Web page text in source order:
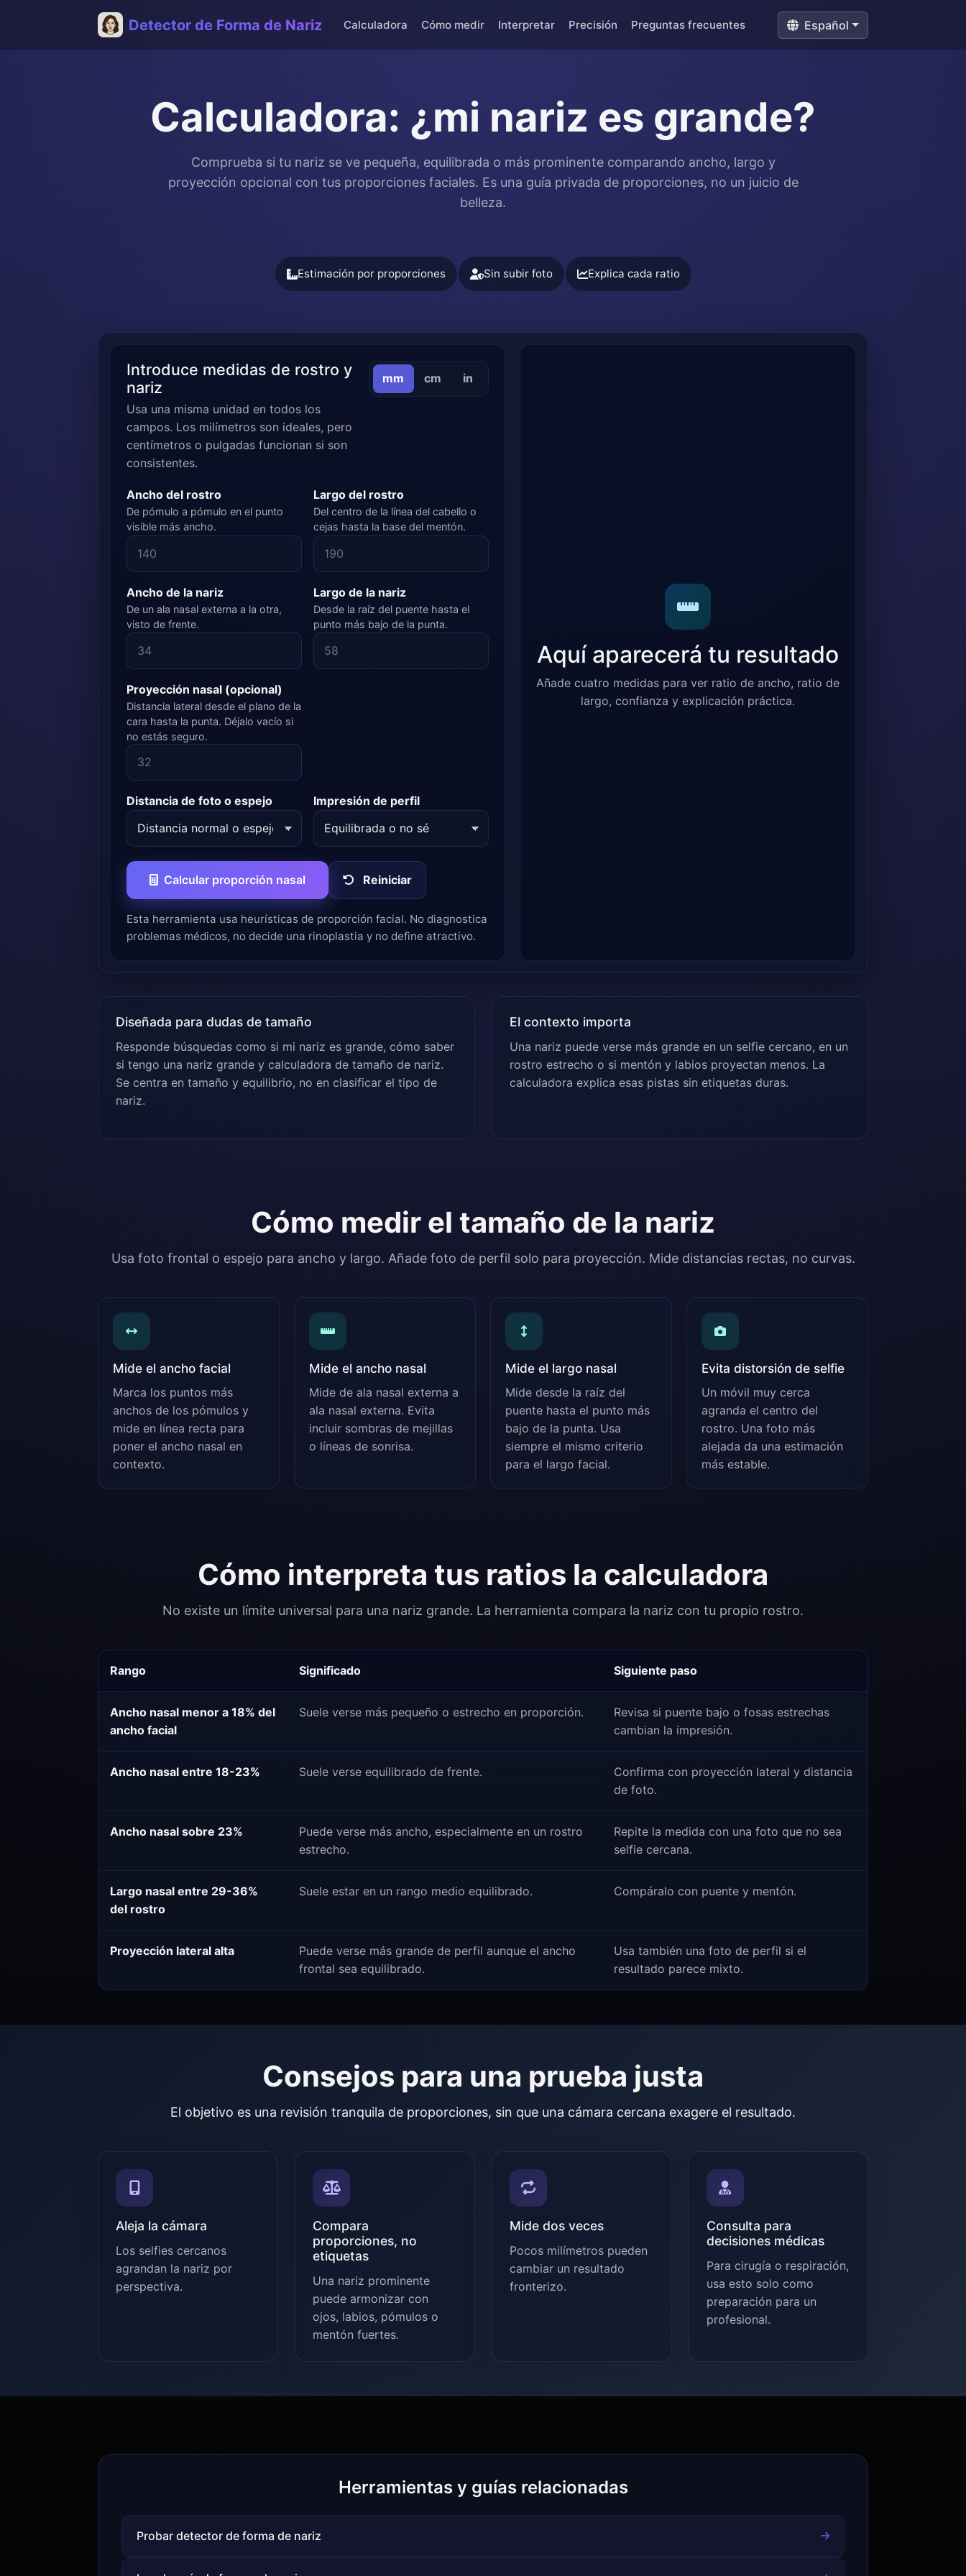
Detector de Forma de Nariz Calculadora Cómo medir Interpretar Precisión Preguntas frecuentes Español
Calculadora: ¿mi nariz es grande?
Comprueba si tu nariz se ve pequeña, equilibrada o más prominente comparando ancho, largo y
proyección opcional con tus proporciones faciales. Es una guía privada de proporciones, no un juicio de
belleza.
Estimación por proporciones Sin subir foto Explica cada ratio
Introduce medidas de rostro y
nariz
Usa una misma unidad en todos los
campos. Los milímetros son ideales, pero
centímetros o pulgadas funcionan si son
consistentes.
mm cm in
Ancho del rostro
De pómulo a pómulo en el punto
visible más ancho.
Largo del rostro
Del centro de la línea del cabello o
cejas hasta la base del mentón.
Ancho de la nariz
De un ala nasal externa a la otra,
visto de frente.
Largo de la nariz
Desde la raíz del puente hasta el
punto más bajo de la punta.
Proyección nasal (opcional)
Distancia lateral desde el plano de la
cara hasta la punta. Déjalo vacío si
no estás seguro.
Distancia de foto o espejo Impresión de perfil
Calcular proporción nasal Reiniciar
Esta herramienta usa heurísticas de proporción facial. No diagnostica
problemas médicos, no decide una rinoplastia y no define atractivo.
Aquí aparecerá tu resultado
Añade cuatro medidas para ver ratio de ancho, ratio de
largo, confianza y explicación práctica.
Diseñada para dudas de tamaño
Responde búsquedas como si mi nariz es grande, cómo saber
si tengo una nariz grande y calculadora de tamaño de nariz.
Se centra en tamaño y equilibrio, no en clasificar el tipo de
nariz.
El contexto importa
Una nariz puede verse más grande en un selfie cercano, en un
rostro estrecho o si mentón y labios proyectan menos. La
calculadora explica esas pistas sin etiquetas duras.
Cómo medir el tamaño de la nariz
Usa foto frontal o espejo para ancho y largo. Añade foto de perfil solo para proyección. Mide distancias rectas, no curvas.
Mide el ancho facial
Marca los puntos más
anchos de los pómulos y
mide en línea recta para
poner el ancho nasal en
contexto.
Mide el ancho nasal
Mide de ala nasal externa a
ala nasal externa. Evita
incluir sombras de mejillas
o líneas de sonrisa.
Mide el largo nasal
Mide desde la raíz del
puente hasta el punto más
bajo de la punta. Usa
siempre el mismo criterio
para el largo facial.
Evita distorsión de selfie
Un móvil muy cerca
agranda el centro del
rostro. Una foto más
alejada da una estimación
más estable.
Cómo interpreta tus ratios la calculadora
No existe un límite universal para una nariz grande. La herramienta compara la nariz con tu propio rostro.
Rango Significado Siguiente paso
Ancho nasal menor a 18% del
ancho facial
Suele verse más pequeño o estrecho en proporción.
Revisa si puente bajo o fosas estrechas
cambian la impresión.
Ancho nasal entre 18-23% Suele verse equilibrado de frente.
Confirma con proyección lateral y distancia
de foto.
Ancho nasal sobre 23%
Puede verse más ancho, especialmente en un rostro
estrecho.
Repite la medida con una foto que no sea
selfie cercana.
Largo nasal entre 29-36%
del rostro
Suele estar en un rango medio equilibrado. Compáralo con puente y mentón.
Proyección lateral alta
Puede verse más grande de perfil aunque el ancho
frontal sea equilibrado.
Usa también una foto de perfil si el
resultado parece mixto.
Consejos para una prueba justa
El objetivo es una revisión tranquila de proporciones, sin que una cámara cercana exagere el resultado.
Aleja la cámara
Los selfies cercanos
agrandan la nariz por
perspectiva.
Compara
proporciones, no
etiquetas
Una nariz prominente
puede armonizar con
ojos, labios, pómulos o
mentón fuertes.
Mide dos veces
Pocos milímetros pueden
cambiar un resultado
fronterizo.
Consulta para
decisiones médicas
Para cirugía o respiración,
usa esto solo como
preparación para un
profesional.
Herramientas y guías relacionadas
Probar detector de forma de nariz